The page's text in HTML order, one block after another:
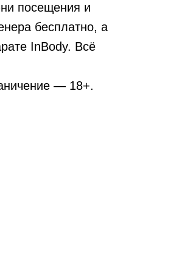
посещения и
бесплатно, а
InBody. Всё
— 18+.